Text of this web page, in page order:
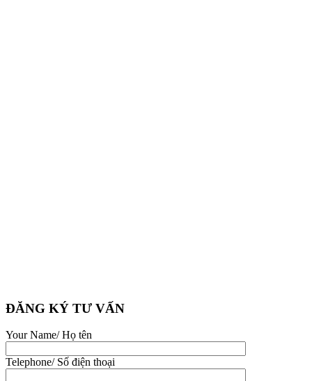
ĐĂNG KÝ TƯ VẤN
Your Name/ Họ tên
Telephone/ Số điện thoại